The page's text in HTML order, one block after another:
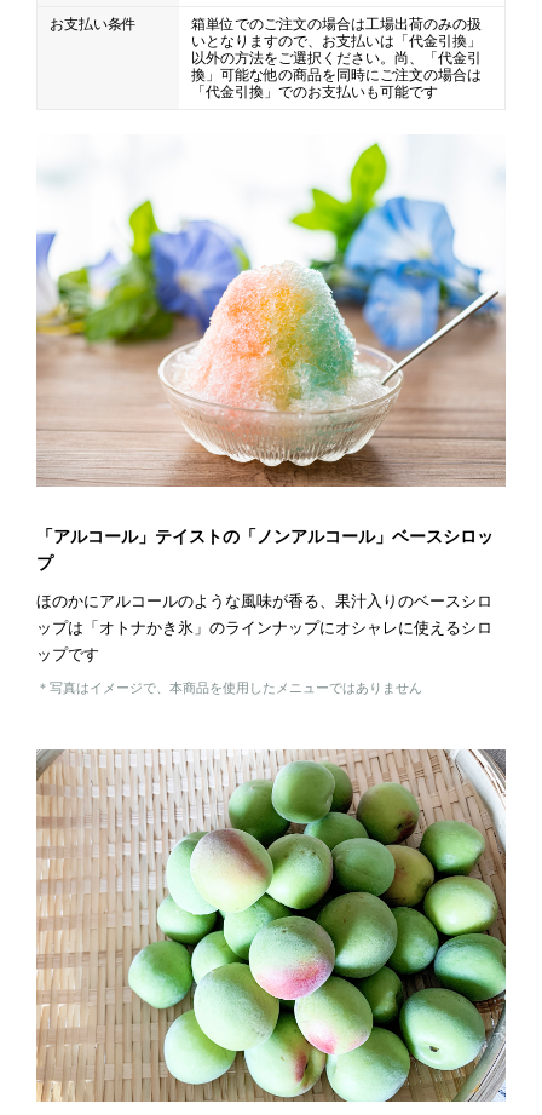
お支払い条件
箱単位でのご注文の場合は工場出荷のみの扱
いとなりますので、お支払いは「代金引換」
以外の方法をご選択ください。尚、「代金引
換」可能な他の商品を同時にご注文の場合は
「代金引換」でのお支払いも可能です
「アルコール」テイストの「ノンアルコール」ベースシロッ
プ
ほのかにアルコールのような風味が香る、果汁入りのベースシロ
ップは「オトナかき氷」のラインナップにオシャレに使えるシロ
ップです
＊写真はイメージで、本商品を使用したメニューではありません